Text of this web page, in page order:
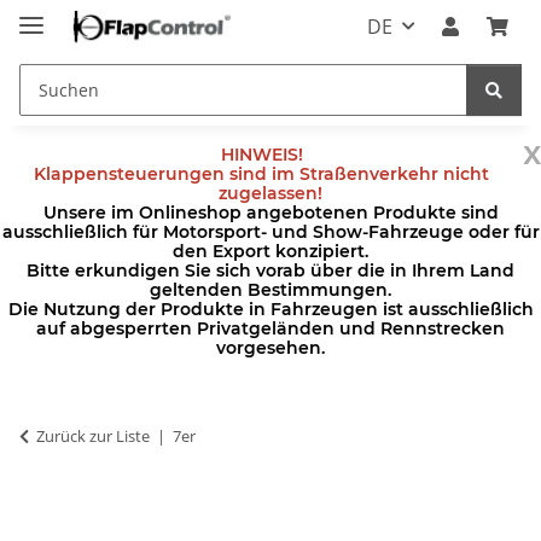
DE
x
HINWEIS!
Klappensteuerungen sind im Straßenverkehr nicht
zugelassen!
Unsere im Onlineshop angebotenen Produkte sind
ausschließlich für Motorsport- und Show-Fahrzeuge oder für
den Export konzipiert.
Bitte erkundigen Sie sich vorab über die in Ihrem Land
geltenden Bestimmungen.
Die Nutzung der Produkte in Fahrzeugen ist ausschließlich
auf abgesperrten Privatgeländen und Rennstrecken
vorgesehen.
Zurück zur Liste 7er